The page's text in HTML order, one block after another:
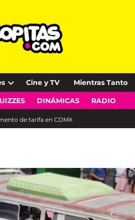
Open
dropdown
Cine y TV Mientras Tanto
DINÁMICAS RADIO
de tarifa en CDMX